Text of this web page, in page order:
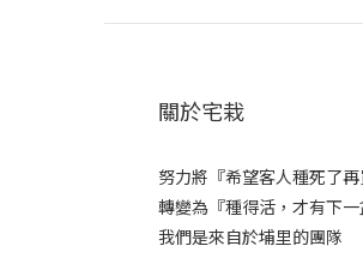
關於宅栽
努力將『希望客人種死了再
轉變為『種得活，才有下一
我們是來自於埔里的團隊